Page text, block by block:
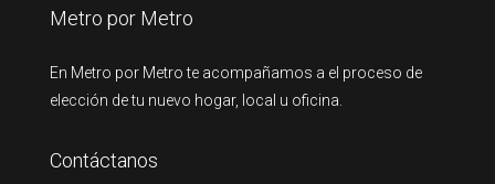
Metro por Metro
En Metro por Metro te acompañamos a el proceso de
elección de tu nuevo hogar, local u oficina.
Contáctanos